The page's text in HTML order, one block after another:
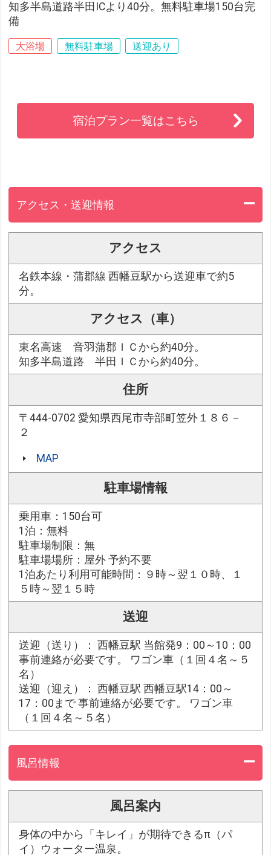
知多半島道路半田ICより40分。無料駐車場150台完
備
大浴場 無料駐車場 送迎あり
宿泊プラン一覧はこちら
アクセス・送迎情報
アクセス
名鉄本線・蒲郡線 西幡豆駅から送迎車で約5
分。
アクセス（車）
東名高速 音羽蒲郡ＩＣから約40分。
知多半島道路 半田ＩＣから約40分。
住所
〒444-0702 愛知県西尾市寺部町笠外１８６－
２
MAP
駐車場情報
乗用車：150台可
1泊：無料
駐車場制限：無
駐車場場所：屋外 予約不要
1泊あたり利用可能時間：９時～翌１０時、１
５時～翌１５時
送迎
送迎（送り）： 西幡豆駅 当館発9：00～10：00
事前連絡が必要です。 ワゴン車（１回４名～５
名）
送迎（迎え）： 西幡豆駅 西幡豆駅14：00～
17：00まで 事前連絡が必要です。 ワゴン車
（１回４名～５名）
風呂情報
風呂案内
身体の中から「キレイ」が期待できるπ（パ
イ）ウォーター温泉。